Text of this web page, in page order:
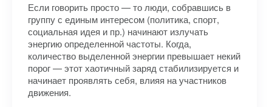
Если говорить просто — то люди, собравшись в
группу с единым интересом (политика, спорт,
социальная идея и пр.) начинают излучать
энергию определенной частоты. Когда,
количество выделенной энергии превышает некий
порог — этот хаотичный заряд стабилизируется и
начинает проявлять себя, влияя на участников
движения.